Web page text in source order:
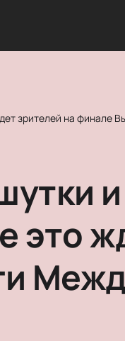
зрителей на финале
это